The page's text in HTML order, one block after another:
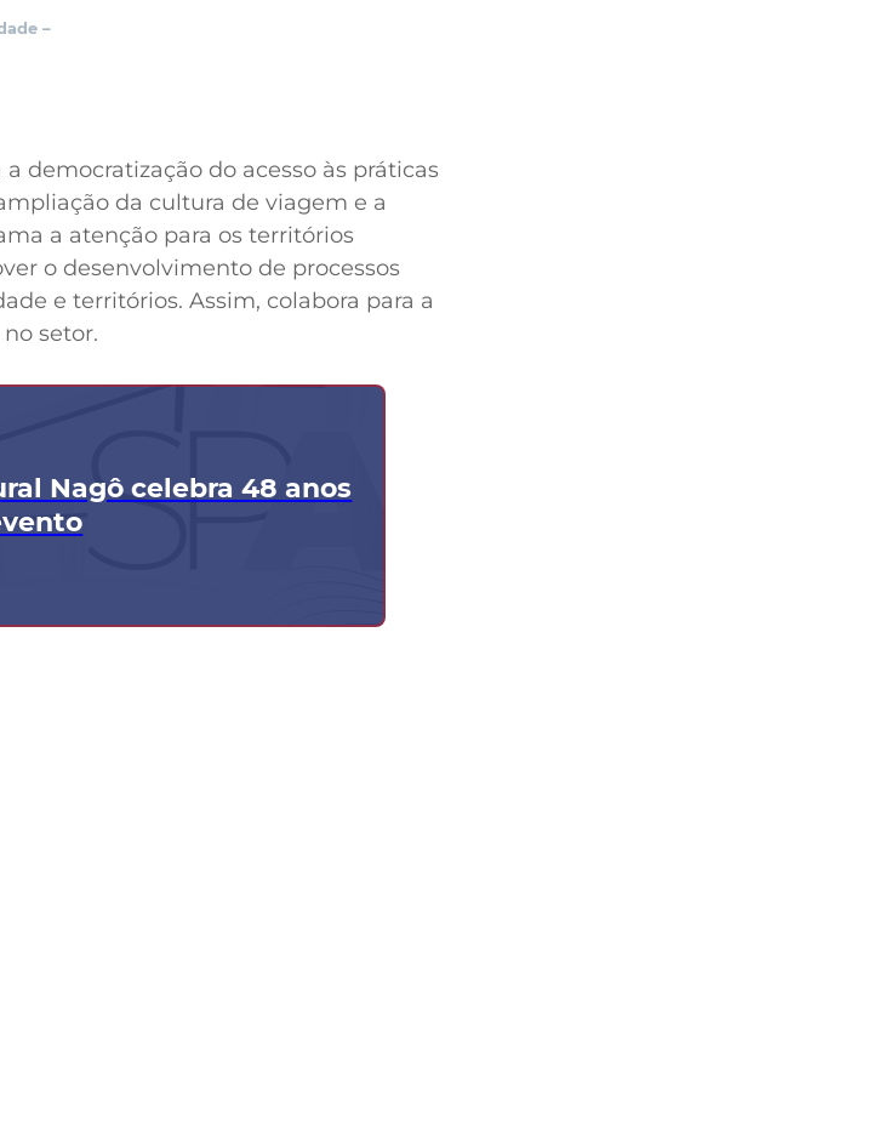
–
a democratização do acesso às práticas
da cultura de viagem e a
a atenção para os territórios
o desenvolvimento de processos
e territórios. Assim, colabora para a
setor.
Nagô celebra 48 anos